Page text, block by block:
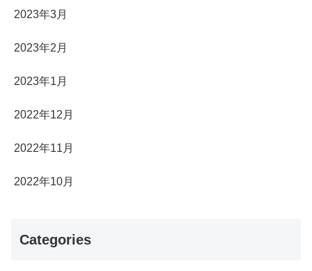
2023年3月
2023年2月
2023年1月
2022年12月
2022年11月
2022年10月
Categories